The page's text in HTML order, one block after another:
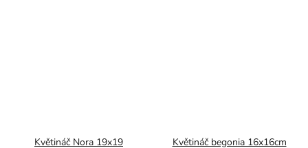
Květináč Nora 19x19 Květináč begonia 16x16cm